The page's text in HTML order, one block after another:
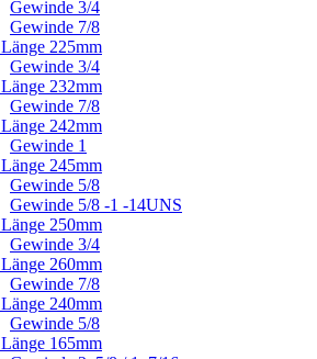
Gewinde 3/4
Gewinde 7/8
225mm
Gewinde 3/4
232mm
Gewinde 7/8
242mm
Gewinde 1
245mm
Gewinde 5/8
Gewinde 5/8 -1 -14UNS
250mm
Gewinde 3/4
260mm
Gewinde 7/8
240mm
Gewinde 5/8
165mm